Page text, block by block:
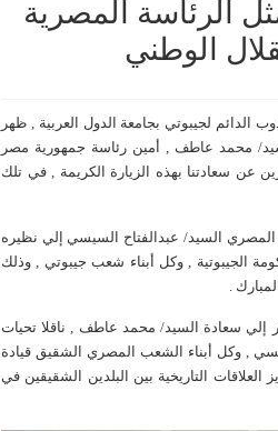
الرئاسة المصرية
الوطني
الدائم لجيبوتي بجامعة الدول العربية , ظهر
بلادنا بالقاهرة , السيد/ محمد عاطف , أمين رئاسة جمهورية مصر
عن سعادتنا بهذه الزيارة الكريمة , في تلك
السيد/ عبدالفتاح السيسي إلي نظيره
الجيبوتية , وكل أبناء شعب جيبوتي , وذلك
.
إلي سعادة السيد/ محمد عاطف , ناقلا تحيات
, وكل أبناء الشعب المصري الشقيق قيادة
التاريخية بين البلدين الشقيقين في